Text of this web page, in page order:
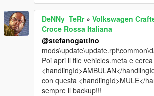
DeNNy_TeRr» Volkswagen
Croce Rossa Italiana
@stefanogattino
Poi apri il file vehicles.meta e
<handlingId>AMBULAN</
con questa <handlingId>MULE</
sempre il backup!!!